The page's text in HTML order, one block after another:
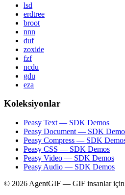
lsd
erdtree
broot
nnn
duf
zoxide
fzf
ncdu
gdu
eza
Koleksiyonlar
Peasy Text — SDK Demos
Peasy Document — SDK
Peasy Compress — SDK
Peasy CSS — SDK Demos
Peasy Video — SDK Demos
Peasy Audio — SDK Demos
© 2026 AgentGIF — GIF insanlar